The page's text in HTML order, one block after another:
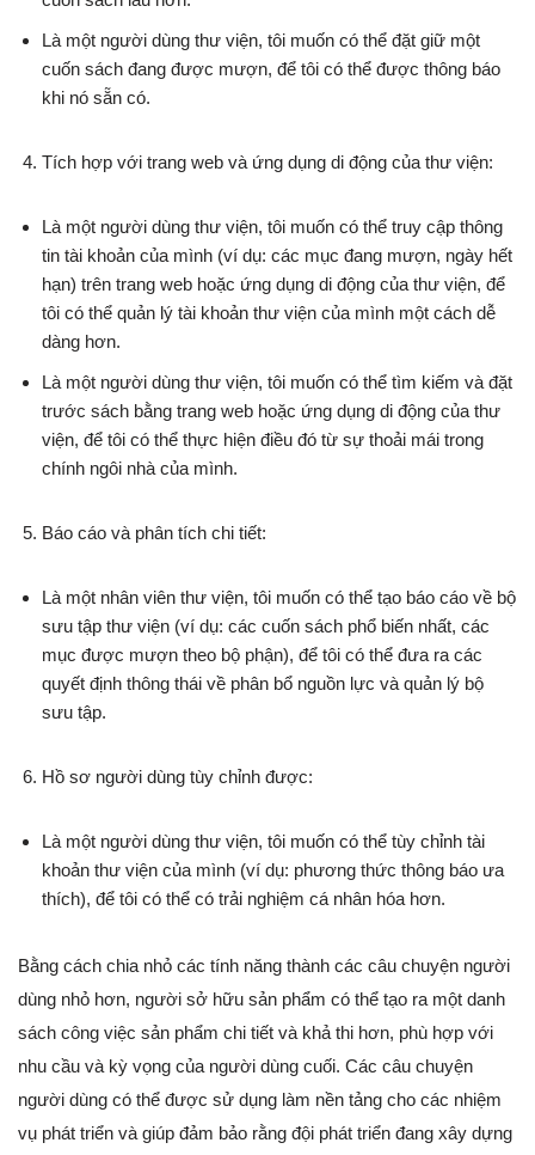
Là một người dùng thư viện, tôi muốn có thể đặt giữ một
cuốn sách đang được mượn, để tôi có thể được thông báo
khi nó sẵn có.
Tích hợp với trang web và ứng dụng di động của thư viện:
Là một người dùng thư viện, tôi muốn có thể truy cập thông
tin tài khoản của mình (ví dụ: các mục đang mượn, ngày hết
hạn) trên trang web hoặc ứng dụng di động của thư viện, để
tôi có thể quản lý tài khoản thư viện của mình một cách dễ
dàng hơn.
Là một người dùng thư viện, tôi muốn có thể tìm kiếm và đặt
trước sách bằng trang web hoặc ứng dụng di động của thư
viện, để tôi có thể thực hiện điều đó từ sự thoải mái trong
chính ngôi nhà của mình.
Báo cáo và phân tích chi tiết:
Là một nhân viên thư viện, tôi muốn có thể tạo báo cáo về bộ
sưu tập thư viện (ví dụ: các cuốn sách phổ biến nhất, các
mục được mượn theo bộ phận), để tôi có thể đưa ra các
quyết định thông thái về phân bổ nguồn lực và quản lý bộ
sưu tập.
Hồ sơ người dùng tùy chỉnh được:
Là một người dùng thư viện, tôi muốn có thể tùy chỉnh tài
khoản thư viện của mình (ví dụ: phương thức thông báo ưa
thích), để tôi có thể có trải nghiệm cá nhân hóa hơn.
Bằng cách chia nhỏ các tính năng thành các câu chuyện người
dùng nhỏ hơn, người sở hữu sản phẩm có thể tạo ra một danh
sách công việc sản phẩm chi tiết và khả thi hơn, phù hợp với
nhu cầu và kỳ vọng của người dùng cuối. Các câu chuyện
người dùng có thể được sử dụng làm nền tảng cho các nhiệm
vụ phát triển và giúp đảm bảo rằng đội phát triển đang xây dựng